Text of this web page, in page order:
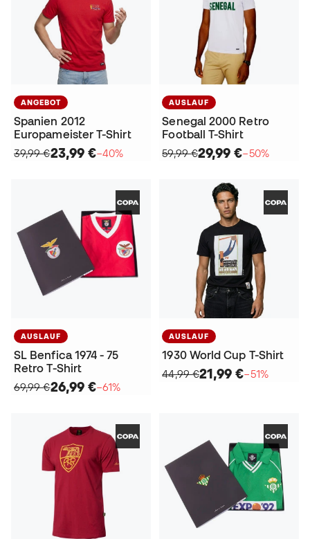
ANGEBOT
Spanien 2012
Europameister T-Shirt
39,99 €23,99 €−40%
AUSLAUF
Senegal 2000 Retro
Football T-Shirt
59,99 €29,99 €−50%
AUSLAUF
SL Benfica 1974 - 75
Retro T-Shirt
69,99 €26,99 €−61%
AUSLAUF
1930 World Cup T-Shirt
44,99 €21,99 €−51%